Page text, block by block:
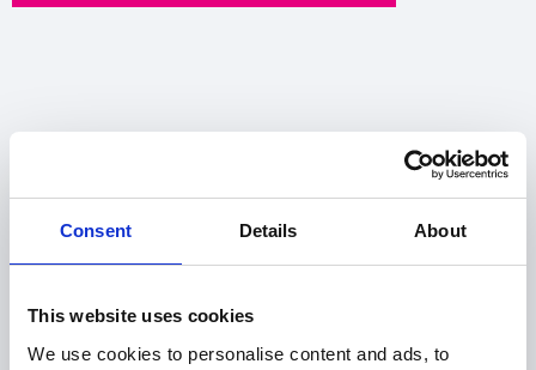
Consent Details About
This website uses cookies
We use cookies to personalise content and ads, to